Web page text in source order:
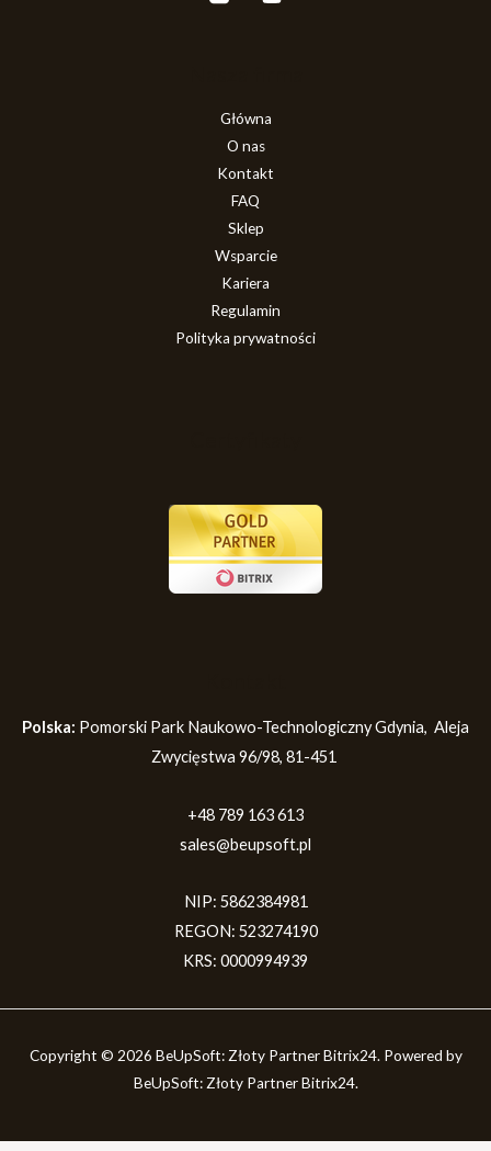
Główna
O nas
Kontakt
FAQ
Sklep
Wsparcie
Kariera
Regulamin
Polityka prywatności
Polska: Pomorski Park Naukowo-Technologiczny Gdynia, Aleja
Zwycięstwa 96/98, 81-451
+48 789 163 613
sales@beupsoft.pl
NIP: 5862384981
REGON: 523274190
KRS: 0000994939
Copyright © 2026 BeUpSoft: Złoty Partner Bitrix24. Powered by
BeUpSoft: Złoty Partner Bitrix24.